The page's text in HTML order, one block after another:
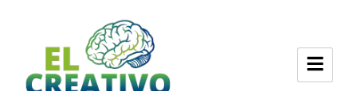
contenido